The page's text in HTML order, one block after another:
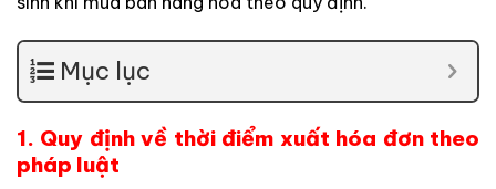
Mục lục
1. Quy định về thời điểm xuất hóa đơn theo
pháp luật